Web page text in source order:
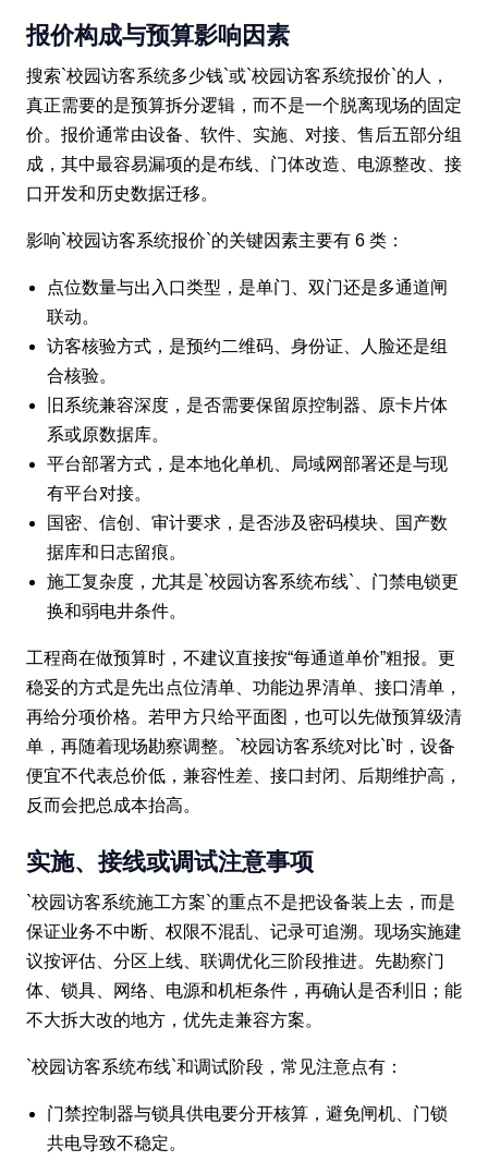
报价构成与预算影响因素
搜索`校园访客系统多少钱`或`校园访客系统报价`的人，
真正需要的是预算拆分逻辑，而不是一个脱离现场的固定
价。报价通常由设备、软件、实施、对接、售后五部分组
成，其中最容易漏项的是布线、门体改造、电源整改、接
口开发和历史数据迁移。
影响`校园访客系统报价`的关键因素主要有 6 类：
点位数量与出入口类型，是单门、双门还是多通道闸
联动。
访客核验方式，是预约二维码、身份证、人脸还是组
合核验。
旧系统兼容深度，是否需要保留原控制器、原卡片体
系或原数据库。
平台部署方式，是本地化单机、局域网部署还是与现
有平台对接。
国密、信创、审计要求，是否涉及密码模块、国产数
据库和日志留痕。
施工复杂度，尤其是`校园访客系统布线`、门禁电锁更
换和弱电井条件。
工程商在做预算时，不建议直接按“每通道单价”粗报。更
稳妥的方式是先出点位清单、功能边界清单、接口清单，
再给分项价格。若甲方只给平面图，也可以先做预算级清
单，再随着现场勘察调整。`校园访客系统对比`时，设备
便宜不代表总价低，兼容性差、接口封闭、后期维护高，
反而会把总成本抬高。
实施、接线或调试注意事项
`校园访客系统施工方案`的重点不是把设备装上去，而是
保证业务不中断、权限不混乱、记录可追溯。现场实施建
议按评估、分区上线、联调优化三阶段推进。先勘察门
体、锁具、网络、电源和机柜条件，再确认是否利旧；能
不大拆大改的地方，优先走兼容方案。
`校园访客系统布线`和调试阶段，常见注意点有：
门禁控制器与锁具供电要分开核算，避免闸机、门锁
共电导致不稳定。